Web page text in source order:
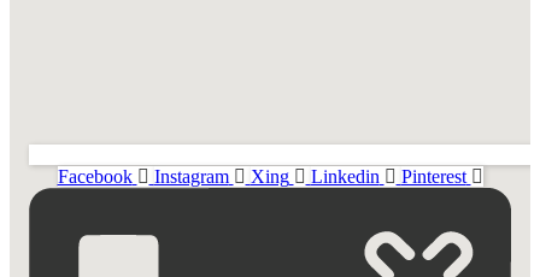
Facebook Instagram Xing Linkedin Pinterest